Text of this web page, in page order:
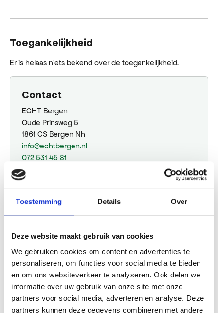
Toestemming Details Over
Deze website maakt gebruik van cookies
We gebruiken cookies om content en advertenties te
personaliseren, om functies voor social media te bieden
en om ons websiteverkeer te analyseren. Ook delen we
informatie over uw gebruik van onze site met onze
partners voor social media, adverteren en analyse. Deze
partners kunnen deze gegevens combineren met andere
Toegankelijkheid
Er is helaas niets bekend over de toegankelijkheid.
Contact
ECHT Bergen
Oude Prinsweg 5
1861 CS Bergen Nh
info@echtbergen.nl
072 531 45 81
Openingstijden
Maandag08:30 - 17:30
Dinsdag08:30 - 17:30
Woensdag08:30 - 17:30
Donderdag08:30 - 17:30
Vrijdag08:30 - 17:30
Zaterdag08:30 - 17:30